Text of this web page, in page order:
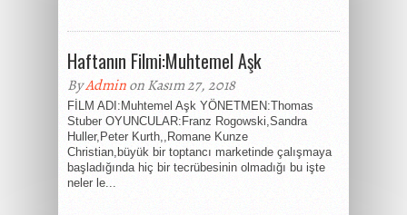
Haftanın Filmi:Muhtemel Aşk
ByAdminon Kasım 27, 2018
FİLM ADI:Muhtemel Aşk YÖNETMEN:Thomas
Stuber OYUNCULAR:Franz Rogowski,Sandra
Huller,Peter Kurth,,Romane Kunze
Christian,büyük bir toptancı marketinde çalışmaya
başladığında hiç bir tecrübesinin olmadığı bu işte
neler le...